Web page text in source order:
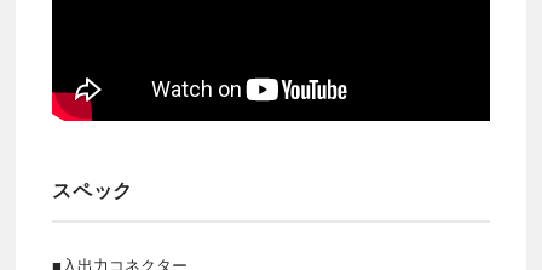
スペック
■入出力コネクター